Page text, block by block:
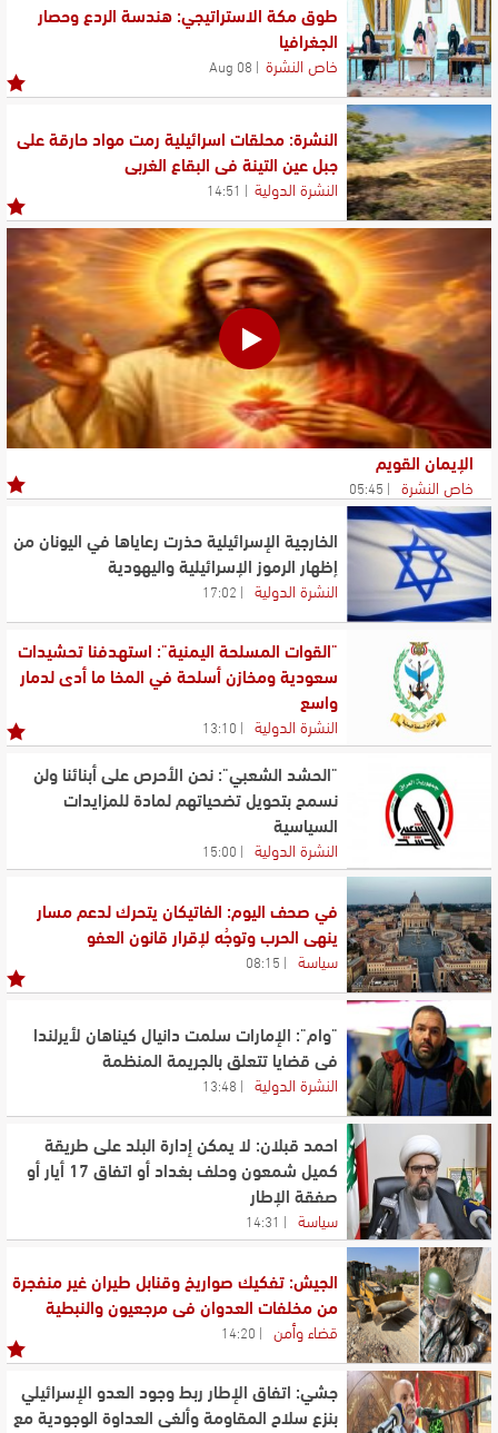
طوق مكة الاستراتيجي: هندسة الردع وحصار
الجغرافيا
خاص النشرة 08 Aug
النشرة: محلقات اسرائيلية رمت مواد حارقة على
جبل عين التينة في البقاع الغربي
النشرة الدولية 14:51
الإيمان القويم
خاص النشرة 05:45
الخارجية الإسرائيلية حذرت رعاياها في اليونان من
إظهار الرموز الإسرائيلية واليهودية
النشرة الدولية 17:02
"القوات المسلحة اليمنية": استهدفنا تحشيدات
سعودية ومخازن أسلحة في المخا ما أدى لدمار
واسع
النشرة الدولية 13:10
"الحشد الشعبي": نحن الأحرص على أبنائنا ولن
نسمح بتحويل تضحياتهم لمادة للمزايدات
السياسية
النشرة الدولية 15:00
في صحف اليوم: الفاتيكان يتحرك لدعم مسار
ينهي الحرب وتوجُه لإقرار قانون العفو
سياسة 08:15
"وام": الإمارات سلمت دانيال كيناهان لأيرلندا
في قضايا تتعلق بالجريمة المنظمة
النشرة الدولية 13:48
احمد قبلان: لا يمكن إدارة البلد على طريقة
كميل شمعون وحلف بغداد أو اتفاق 17 أيار أو
صفقة الإطار
سياسة 14:31
الجيش: تفكيك صواريخ وقنابل طيران غير منفجرة
من مخلفات العدوان في مرجعيون والنبطية
قضاء وأمن 14:20
جشي: اتفاق الإطار ربط وجود العدو الإسرائيلي
بنزع سلاح المقاومة وألغى العداوة الوجودية مع